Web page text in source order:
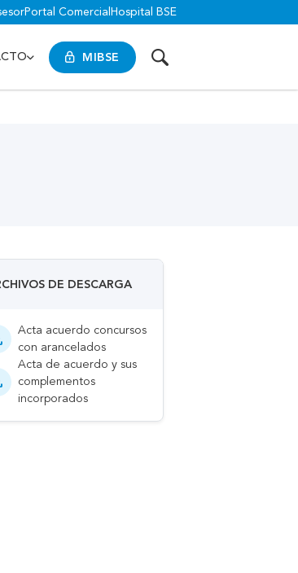
Portal Comercial Hospital BSE
MIBSE
DE DESCARGA
Acta acuerdo concursos
con arancelados
Acta de acuerdo y sus
complementos
incorporados